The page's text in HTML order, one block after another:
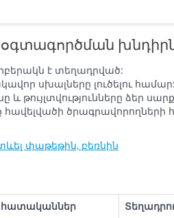
է տեղադրված:
սխալները լուծելու համար:
թույլտվությունները ձեր
ծրագրավորողների
փաթեթին, բեռնին